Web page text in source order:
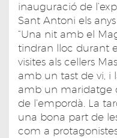
inauguració de
Sant Antoni els
“Una nit amb el
tindran lloc durant
visites als cellers
amb un tast de vi, i
amb un maridatge
de l’empordà. La
una bona part de
com a